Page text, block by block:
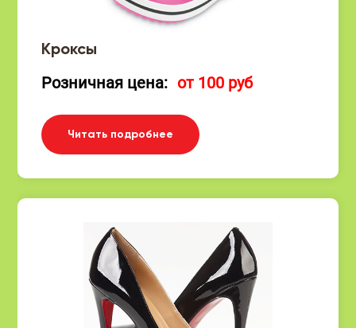
Кроксы
Розничная цена: от 100 руб
Читать подробнее